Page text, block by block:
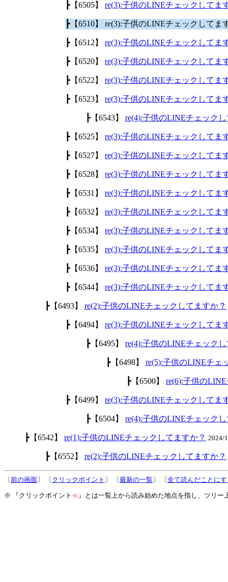
┣【6505】 re(3):子供のLINEチェックしてま
┣【6510】 re(3):子供のLINEチェックしてま
┣【6512】 re(3):子供のLINEチェックしてま
┣【6520】 re(3):子供のLINEチェックしてま
┣【6522】 re(3):子供のLINEチェックしてま
┣【6523】 re(3):子供のLINEチェックしてま
┣【6543】 re(4):子供のLINEチェック
┣【6525】 re(3):子供のLINEチェックしてま
┣【6527】 re(3):子供のLINEチェックしてま
┣【6528】 re(3):子供のLINEチェックしてま
┣【6531】 re(3):子供のLINEチェックしてま
┣【6532】 re(3):子供のLINEチェックしてま
┣【6534】 re(3):子供のLINEチェックしてま
┣【6535】 re(3):子供のLINEチェックしてま
┣【6536】 re(3):子供のLINEチェックしてま
┣【6544】 re(3):子供のLINEチェックしてま
┣【6493】 re(2):子供のLINEチェックしてますか？
┣【6494】 re(3):子供のLINEチェックしてま
┣【6495】 re(4):子供のLINEチェック
┣【6498】 re(5):子供のLINEチェ
┣【6500】 re(6):子供の
┣【6499】 re(3):子供のLINEチェックしてま
┣【6504】 re(4):子供のLINEチェック
┣【6542】 re(1):子供のLINEチェックしてますか？ 2024/
┣【6552】 re(2):子供のLINEチェックしてますか？
〔前の画面〕 〔 クリックポイント 〕 〔最新の一覧 〕 〔全て読んだことに
※ 『クリックポイント ≪』とは一覧上から読み始めた地点を指し、ツリ